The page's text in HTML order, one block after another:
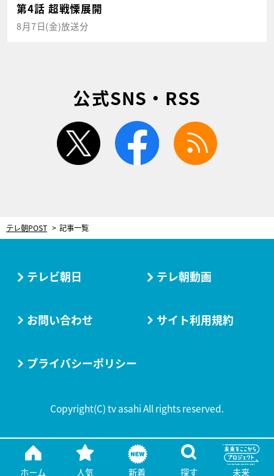
第4話 超戦慄展開
8月7日(金)放送分
公式SNS・RSS
twitter facebook
テレ朝POST 記事一覧
ホーム 人気 新着 探す 未来
テレビ朝日 テレ朝動画
お問い合わせ サイト利用規約
プライバシーポリシー
Copyright(C) tv asahi All rights reserved.